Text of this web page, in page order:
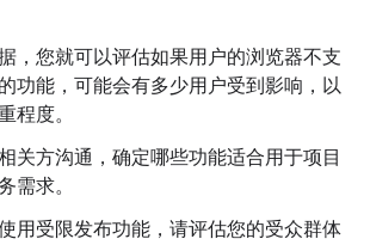
，您就可以评估如果用户的浏览器不支
功能，可能会有多少用户受到影响，以
程度。
关方沟通，确定哪些功能适合用于项目
需求。
用受限发布功能，请评估您的受众群体